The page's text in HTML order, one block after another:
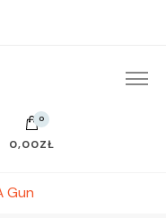
0
0,00ZŁ
Gun